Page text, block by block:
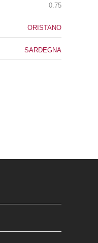
0.75
ORISTANO
SARDEGNA